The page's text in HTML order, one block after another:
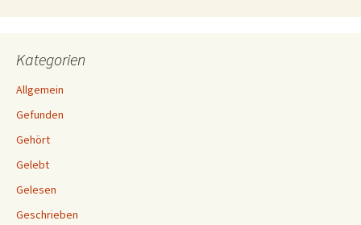
Kategorien
Allgemein
Gefunden
Gehört
Gelebt
Gelesen
Geschrieben